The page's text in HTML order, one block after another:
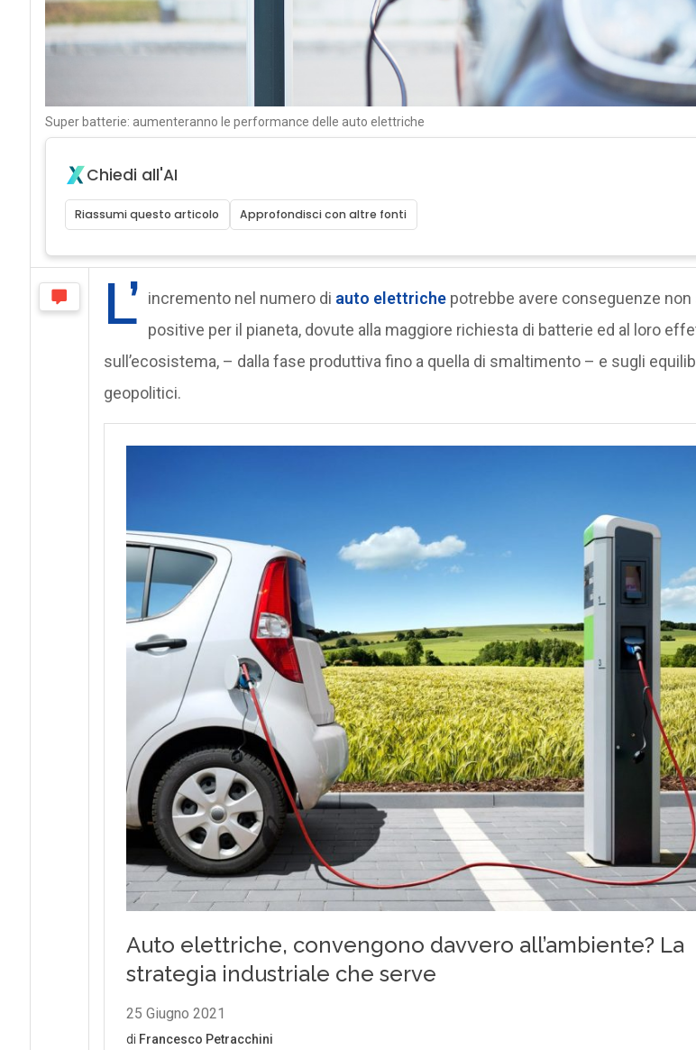
Super batterie: aumenteranno le performance delle auto elettriche
Chiedi all'AI
Riassumi questo articolo Approfondisci con altre fonti
L’ incremento nel numero di auto elettrichepotrebbe avere conseguenze non
positive per il pianeta, dovute alla maggiore richiesta di batterie ed al loro
sull’ecosistema, – dalla fase produttiva fino a quella di smaltimento – e sugli
geopolitici.